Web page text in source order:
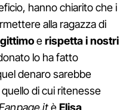
hanno chiarito che i
alla ragazza di
erispetta i nostri
lo ha fatto
denaro sarebbe
di cui ritenesse
èElisa